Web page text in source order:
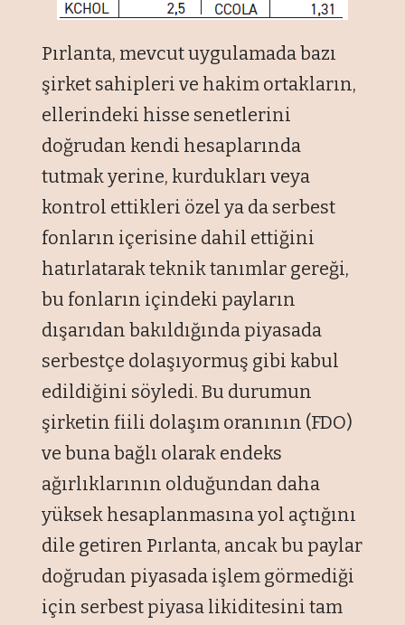
Pırlanta, mevcut uygulamada bazı
şirket sahipleri ve hakim ortakların,
ellerindeki hisse senetlerini
doğrudan kendi hesaplarında
tutmak yerine, kurdukları veya
kontrol ettikleri özel ya da serbest
fonların içerisine dahil ettiğini
hatırlatarak teknik tanımlar gereği,
bu fonların içindeki payların
dışarıdan bakıldığında piyasada
serbestçe dolaşıyormuş gibi kabul
edildiğini söyledi. Bu durumun
şirketin fiili dolaşım oranının (FDO)
ve buna bağlı olarak endeks
ağırlıklarının olduğundan daha
yüksek hesaplanmasına yol açtığını
dile getiren Pırlanta, ancak bu paylar
doğrudan piyasada işlem görmediği
için serbest piyasa likiditesini tam